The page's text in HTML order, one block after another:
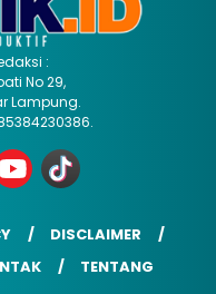
:
No 29,
Lampung.
DISCLAIMER
TENTANG